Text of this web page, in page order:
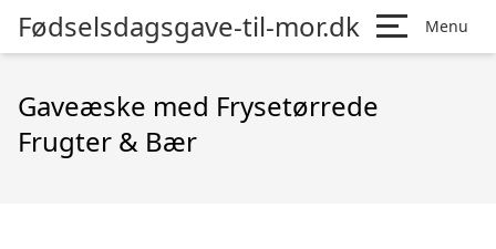
Fødselsdagsgave-til-mor.dk Menu
Gaveæske med Frysetørrede
Frugter & Bær